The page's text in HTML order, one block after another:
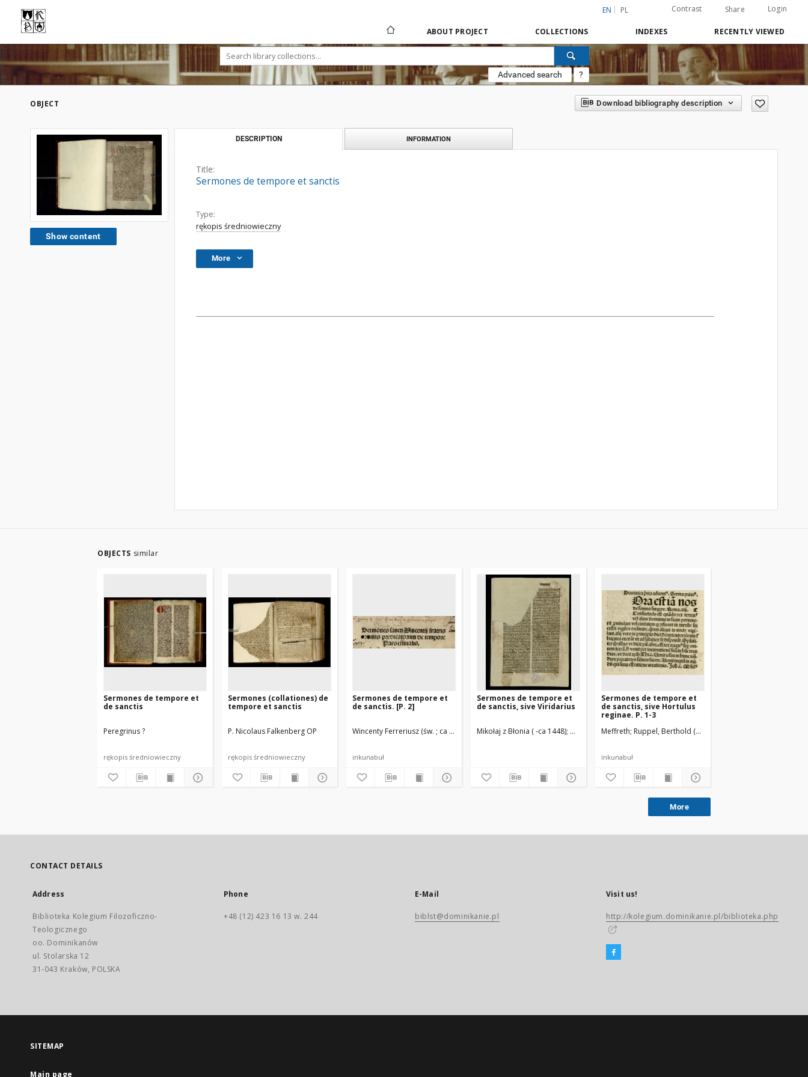
EN PL Contrast Share Login
ABOUT PROJECT COLLECTIONS INDEXES RECENTLY VIEWED
Advanced search ?
OBJECT Download bibliography description
Show content
DESCRIPTION INFORMATION
Title:
Sermones de tempore et sanctis
Type:
rękopis średniowieczny
More
OBJECTS similar
Sermones de tempore et
de sanctis
Peregrinus ?
rękopis średniowieczny
Sermones (collationes) de
tempore et sanctis
P. Nicolaus Falkenberg OP
rękopis średniowieczny
Sermones de tempore et
de sanctis. [P. 2]
Wincenty Ferreriusz (św. ; ca 1350-1419) Husner, Georg (14..-1506). Druk.
inkunabuł
Sermones de tempore et
de sanctis, sive Viridarius
Mikołaj z Błonia ( -ca 1448) Husner, Georg (14..-1506).
Sermones de tempore et
de sanctis, sive Hortulus
reginae. P. 1-3
Meffreth Ruppel, Berthold (14..-1494/95). Druk.
inkunabuł
More
CONTACT DETAILS
Address
Biblioteka Kolegium Filozoficzno-
Teologicznego
oo. Dominikanów
ul. Stolarska 12
31-043 Kraków, POLSKA
Phone
+48 (12) 423 16 13 w. 244
E-Mail
biblst@dominikanie.pl
Visit us!
http://kolegium.dominikanie.pl/biblioteka.php
SITEMAP
Main page